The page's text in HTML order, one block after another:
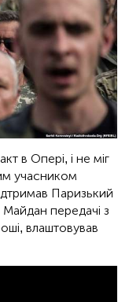
в Опері, і не міг
учасником
Паризький
передачі з
влаштовував